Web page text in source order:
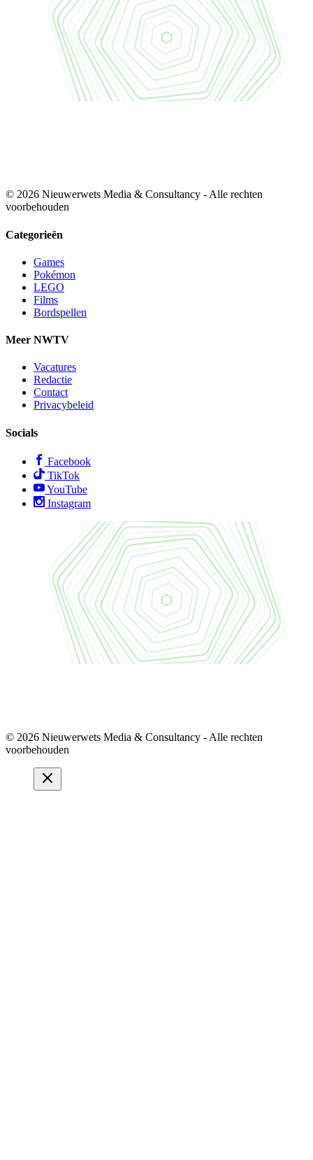
© 2026 Nieuwerwets Media & Consultancy - Alle rechten
voorbehouden
Categorieën
Games
Pokémon
LEGO
Films
Bordspellen
Meer NWTV
Vacatures
Redactie
Contact
Privacybeleid
Socials
Facebook
TikTok
YouTube
Instagram
© 2026 Nieuwerwets Media & Consultancy - Alle rechten
voorbehouden